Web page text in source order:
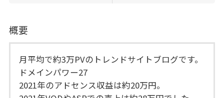
概要
月平均で約3万PVのトレンドサイトブログです。
ドメインパワー27
2021年のアドセンス収益は約20万円。